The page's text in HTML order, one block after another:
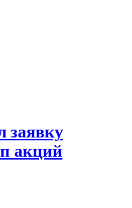
заявку
акций